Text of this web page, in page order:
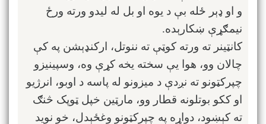
و او ډېر ځله بې د یوه او بل له لیدو ورته ورځ
نیمګړې ښکارېده.
کانټینر ته ورته کوټې ته ننوتل، ارکنډېشن په کې
چالان وو، هوا یې سخته یخه کړې وه، وسپینیزو
چپرکټونو ته نږدې د میزونو له پاسه د اوبو، انرژیو
او ککو بوتلونه قطار وو، مارټین خپل ټوپک څنګ
ته کېښود، دواړه په چپرکټونو وغځېدل، خو نوید